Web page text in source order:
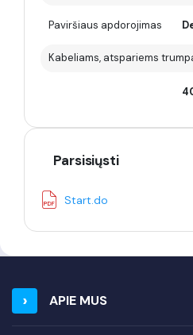
Paviršiaus apdorojimas
Kabeliams, atspariems
Parsisiųsti
Start.do
APIE MUS